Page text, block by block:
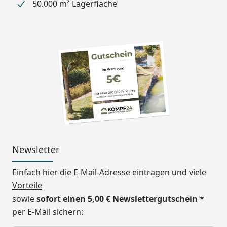
Dachplattenfarbe
301,2 cm
248 - 298 cm
3 Stück 16 x 10 cm
Windbeständigkeit
122 km/h
Erhältliche Farben
Edelstahl-Look
Dachrinne
Inkl. integrierter Dachrinne
50.000 m² Lagerfläche
Newsletter
Einfach hier die E-Mail-Adresse eintragen und viele
Vorteile
sowiesofort einen 5,00 € Newslettergutschein *
per E-Mail sichern: